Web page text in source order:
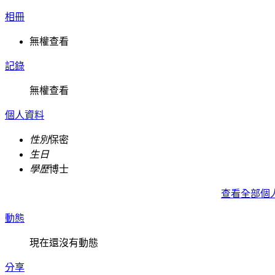
相冊
無權查看
記錄
無權查看
個人資料
性別保密
生日
學歷博士
查看全部個
動態
現在還沒有動態
分享